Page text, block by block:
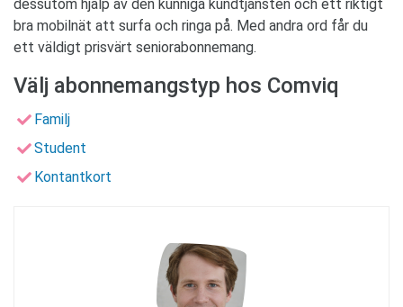
dessutom hjälp av den kunniga kundtjänsten och ett riktigt
bra mobilnät att surfa och ringa på. Med andra ord får du
ett väldigt prisvärt seniorabonnemang.
Välj abonnemangstyp hos Comviq
Familj
Student
Kontantkort